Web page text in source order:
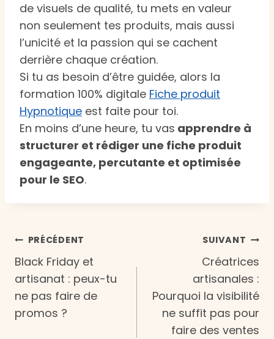
de visuels de qualité, tu mets en valeur
non seulement tes produits, mais aussi
l’unicité et la passion qui se cachent
derrière chaque création.
Si tu as besoin d’être guidée, alors la
formation 100% digitale Fiche produit
Hypnotique est faite pour toi.
En moins d’une heure, tu vas apprendre à
structurer et rédiger une fiche produit
engageante, percutante et optimisée
pour le SEO.
Navigation
de
l’article
PRÉCÉDENT
Black Friday et
artisanat : peux-tu
ne pas faire de
promos ?
SUIVANT
Créatrices
artisanales :
Pourquoi la visibilité
ne suffit pas pour
faire des ventes